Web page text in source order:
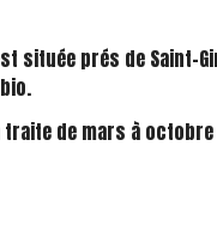
située prés de Saint-
de mars à